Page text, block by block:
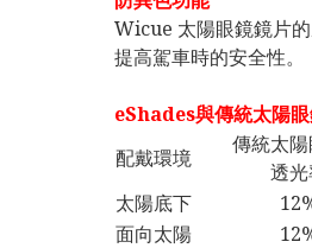
Wicue 太陽眼鏡鏡片
提高駕車時的安全性。
eShades與傳統太陽
配戴環境
傳統太
透
太陽底下
面向太陽